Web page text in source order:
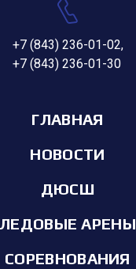
+7 (843) 236-01-02,
+7 (843) 236-01-30
ГЛАВНАЯ
НОВОСТИ
ДЮСШ
ЛЕДОВЫЕ АРЕНЫ
СОРЕВНОВАНИЯ